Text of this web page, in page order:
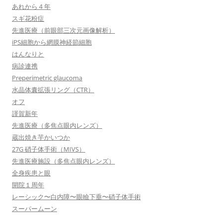
あれから４年
スギ花粉症
先進医療（前眼部三次元画像解析）
iPS細胞から網膜神経節細胞
はんなりと
病診連携
Preperimetric glaucoma
水晶体囊拡張リング（CTR）
オフ
謹賀新年
先進医療（多焦点眼内レンズ）
蔵出焼き芋かいつか
27G 硝子体手術（MIVS）
先進医療施設（多焦点眼内レンズ）
全身疾患と眼
開院１周年
レーシック〜白内障〜眼瞼下垂〜硝子体手術
スーパームーン